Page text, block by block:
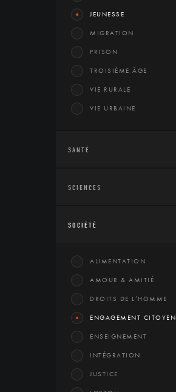
JEUNESSE
MIGRATION
PRISON
TROISIÈME ÂGE
VIE RURALE
VIE URBAINE
SANTÉ
SCIENCES
SOCIÉTÉ
ALIMENTATION
AMOUR & AMITIÉ
DROITS DE L’HOMME
ENGAGEMENT CITOYEN
ENSEIGNEMENT
INTÉGRATION
JUSTICE